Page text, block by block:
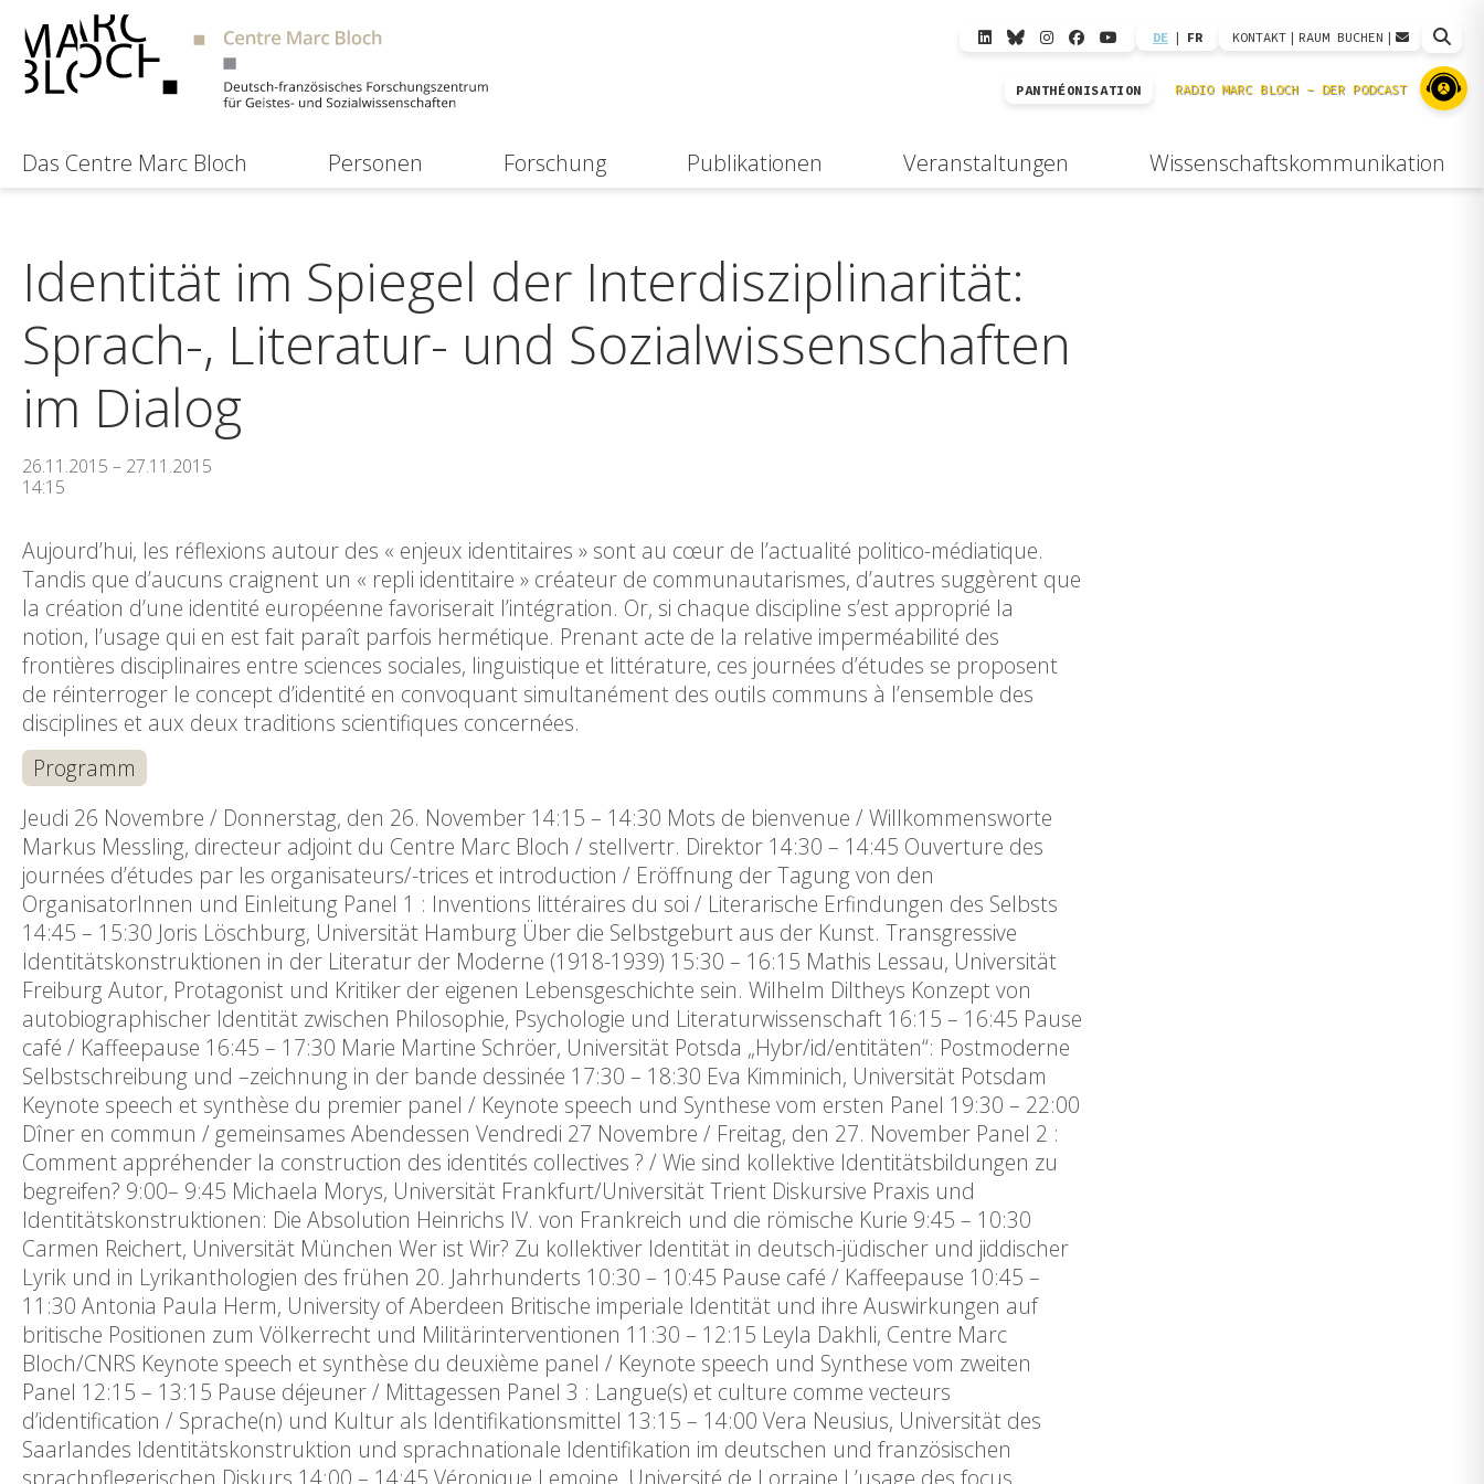
DE | FR KONTAKT | RAUM BUCHEN |
PANTHÉONISATION
Das Centre Marc Bloch Personen Forschung Publikationen Veranstaltungen Wissenschaftskommunikation
Identität im Spiegel der Interdisziplinarität:
Sprach-, Literatur- und Sozialwissenschaften
im Dialog
26.11.2015 – 27.11.2015
14:15
Aujourd’hui, les réflexions autour des « enjeux identitaires » sont au cœur de l’actualité politico-médiatique.
Tandis que d’aucuns craignent un « repli identitaire » créateur de communautarismes, d’autres suggèrent que
la création d’une identité européenne favoriserait l’intégration. Or, si chaque discipline s’est approprié la
notion, l’usage qui en est fait paraît parfois hermétique. Prenant acte de la relative imperméabilité des
frontières disciplinaires entre sciences sociales, linguistique et littérature, ces journées d’études se proposent
de réinterroger le concept d’identité en convoquant simultanément des outils communs à l’ensemble des
disciplines et aux deux traditions scientifiques concernées.
Programm
Jeudi 26 Novembre / Donnerstag, den 26. November 14:15 – 14:30 Mots de bienvenue / Willkommensworte
Markus Messling, directeur adjoint du Centre Marc Bloch / stellvertr. Direktor 14:30 – 14:45 Ouverture des
journées d’études par les organisateurs/-trices et introduction / Eröffnung der Tagung von den
OrganisatorInnen und Einleitung Panel 1 : Inventions littéraires du soi / Literarische Erfindungen des Selbsts
14:45 – 15:30 Joris Löschburg, Universität Hamburg Über die Selbstgeburt aus der Kunst. Transgressive
Identitätskonstruktionen in der Literatur der Moderne (1918-1939) 15:30 – 16:15 Mathis Lessau, Universität
Freiburg Autor, Protagonist und Kritiker der eigenen Lebensgeschichte sein. Wilhelm Diltheys Konzept von
autobiographischer Identität zwischen Philosophie, Psychologie und Literaturwissenschaft 16:15 – 16:45 Pause
café / Kaffeepause 16:45 – 17:30 Marie Martine Schröer, Universität Potsda „Hybr/id/entitäten“: Postmoderne
Selbstschreibung und –zeichnung in der bande dessinée 17:30 – 18:30 Eva Kimminich, Universität Potsdam
Keynote speech et synthèse du premier panel / Keynote speech und Synthese vom ersten Panel 19:30 – 22:00
Dîner en commun / gemeinsames Abendessen Vendredi 27 Novembre / Freitag, den 27. November Panel 2 :
Comment appréhender la construction des identités collectives ? / Wie sind kollektive Identitätsbildungen zu
begreifen? 9:00– 9:45 Michaela Morys, Universität Frankfurt/Universität Trient Diskursive Praxis und
Identitätskonstruktionen: Die Absolution Heinrichs IV. von Frankreich und die römische Kurie 9:45 – 10:30
Carmen Reichert, Universität München Wer ist Wir? Zu kollektiver Identität in deutsch-jüdischer und jiddischer
Lyrik und in Lyrikanthologien des frühen 20. Jahrhunderts 10:30 – 10:45 Pause café / Kaffeepause 10:45 –
11:30 Antonia Paula Herm, University of Aberdeen Britische imperiale Identität und ihre Auswirkungen auf
britische Positionen zum Völkerrecht und Militärinterventionen 11:30 – 12:15 Leyla Dakhli, Centre Marc
Bloch/CNRS Keynote speech et synthèse du deuxième panel / Keynote speech und Synthese vom zweiten
Panel 12:15 – 13:15 Pause déjeuner / Mittagessen Panel 3 : Langue(s) et culture comme vecteurs
d’identification / Sprache(n) und Kultur als Identifikationsmittel 13:15 – 14:00 Vera Neusius, Universität des
Saarlandes Identitätskonstruktion und sprachnationale Identifikation im deutschen und französischen